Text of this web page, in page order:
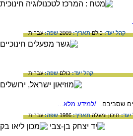
קהל יעד:כולםתאריך:2009 שפה:עברית
קהל יעד:כולםשפה:עברית
/למידע מלא...
יעד:תיכון ומעלהתאריך:1986 שפה:עברית